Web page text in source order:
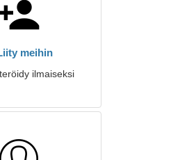
meihin
ilmaiseksi